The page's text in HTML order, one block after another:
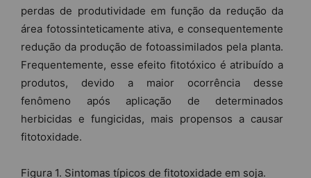
perdas de produtividade em função da redução da
área fotossinteticamente ativa, e consequentemente
redução da produção de fotoassimilados pela planta.
Frequentemente, esse efeito fitotóxico é atribuído a
produtos, devido a maior ocorrência desse
fenômeno após aplicação de determinados
herbicidas e fungicidas, mais propensos a causar
fitotoxidade.
Figura 1. Sintomas típicos de fitotoxidade em soja.